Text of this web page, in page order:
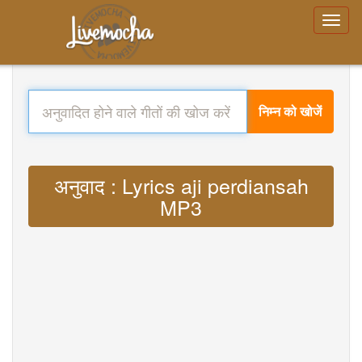
निम्न को खोजें
अनुवाद : Lyrics aji perdiansah
MP3